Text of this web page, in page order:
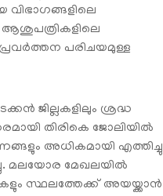
പരിചയമുള്ള
ജില്ലകളിലും ശ്രദ്ധ
തിരികെ ജോലിയിൽ
അധികമായി എത്തിച്ചു
മലയോര മേഖലയിൽ
സ്ഥലത്തേക്ക് അയയ്ക്കാൻ